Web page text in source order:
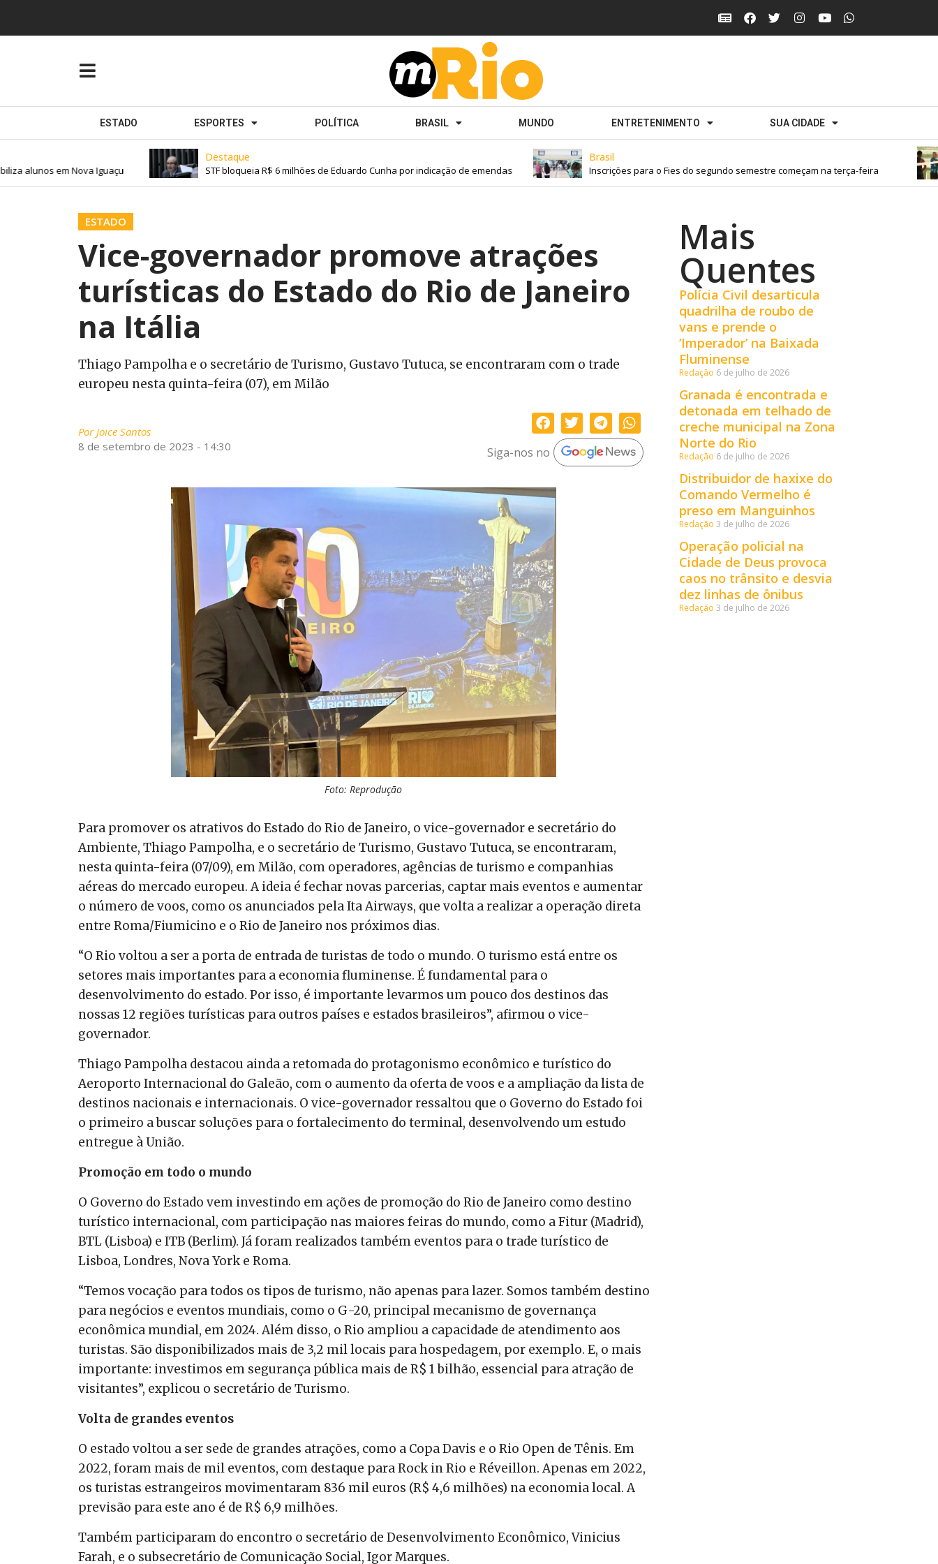
ESTADO ESPORTES POLÍTICA BRASIL MUNDO ENTRETENIMENTO SUA CIDADE
Destaque
STF bloqueia R$ 6 milhões de Eduardo Cunha por indicação de emendas
Brasil
Inscrições para o Fies do segundo semestre começam na terça-feira
alunos em Nova Iguaçu
ESTADO
Vice-governador promove atrações
turísticas do Estado do Rio de Janeiro
na Itália
Thiago Pampolha e o secretário de Turismo, Gustavo Tutuca, se encontraram com o trade
europeu nesta quinta-feira (07), em Milão
PorJoice Santos
8 de setembro de 2023 - 14:30
Siga-nos no
Foto: Reprodução
Para promover os atrativos do Estado do Rio de Janeiro, o vice-governador e secretário do
Ambiente, Thiago Pampolha, e o secretário de Turismo, Gustavo Tutuca, se encontraram,
nesta quinta-feira (07/09), em Milão, com operadores, agências de turismo e companhias
aéreas do mercado europeu. A ideia é fechar novas parcerias, captar mais eventos e aumentar
o número de voos, como os anunciados pela Ita Airways, que volta a realizar a operação direta
entre Roma/Fiumicino e o Rio de Janeiro nos próximos dias.
“O Rio voltou a ser a porta de entrada de turistas de todo o mundo. O turismo está entre os
setores mais importantes para a economia fluminense. É fundamental para o
desenvolvimento do estado. Por isso, é importante levarmos um pouco dos destinos das
nossas 12 regiões turísticas para outros países e estados brasileiros”, afirmou o vice-
governador.
Thiago Pampolha destacou ainda a retomada do protagonismo econômico e turístico do
Aeroporto Internacional do Galeão, com o aumento da oferta de voos e a ampliação da lista de
destinos nacionais e internacionais. O vice-governador ressaltou que o Governo do Estado foi
o primeiro a buscar soluções para o fortalecimento do terminal, desenvolvendo um estudo
entregue à União.
Promoção em todo o mundo
O Governo do Estado vem investindo em ações de promoção do Rio de Janeiro como destino
turístico internacional, com participação nas maiores feiras do mundo, como a Fitur (Madrid),
BTL (Lisboa) e ITB (Berlim). Já foram realizados também eventos para o trade turístico de
Lisboa, Londres, Nova York e Roma.
“Temos vocação para todos os tipos de turismo, não apenas para lazer. Somos também destino
para negócios e eventos mundiais, como o G-20, principal mecanismo de governança
econômica mundial, em 2024. Além disso, o Rio ampliou a capacidade de atendimento aos
turistas. São disponibilizados mais de 3,2 mil locais para hospedagem, por exemplo. E, o mais
importante: investimos em segurança pública mais de R$ 1 bilhão, essencial para atração de
visitantes”, explicou o secretário de Turismo.
Volta de grandes eventos
O estado voltou a ser sede de grandes atrações, como a Copa Davis e o Rio Open de Tênis. Em
2022, foram mais de mil eventos, com destaque para Rock in Rio e Réveillon. Apenas em 2022,
os turistas estrangeiros movimentaram 836 mil euros (R$ 4,6 milhões) na economia local. A
previsão para este ano é de R$ 6,9 milhões.
Também participaram do encontro o secretário de Desenvolvimento Econômico, Vinicius
Farah, e o subsecretário de Comunicação Social, Igor Marques.
Mais
Quentes
Polícia Civil desarticula
quadrilha de roubo de
vans e prende o
‘Imperador’ na Baixada
Fluminense
Redação 6 de julho de 2026
Granada é encontrada e
detonada em telhado de
creche municipal na Zona
Norte do Rio
Redação 6 de julho de 2026
Distribuidor de haxixe do
Comando Vermelho é
preso em Manguinhos
Redação 3 de julho de 2026
Operação policial na
Cidade de Deus provoca
caos no trânsito e desvia
dez linhas de ônibus
Redação 3 de julho de 2026